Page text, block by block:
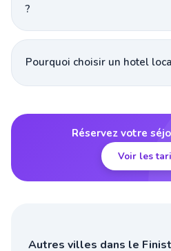
?
Pourquoi choisir un hotel
Réservez votre
Voir les
Autres villes dans le